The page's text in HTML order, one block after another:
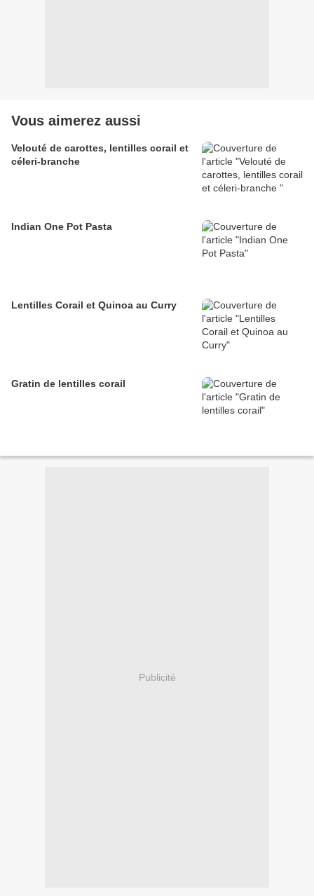
Vous aimerez aussi
Velouté de carottes, lentilles corail et
céleri-branche
Indian One Pot Pasta
Lentilles Corail et Quinoa au Curry
Gratin de lentilles corail
Publicité